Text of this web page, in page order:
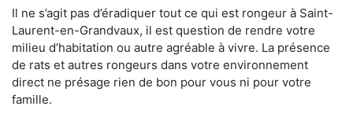
Il ne s’agit pas d’éradiquer tout ce qui est rongeur à Saint-
Laurent-en-Grandvaux, il est question de rendre votre
milieu d’habitation ou autre agréable à vivre. La présence
de rats et autres rongeurs dans votre environnement
direct ne présage rien de bon pour vous ni pour votre
famille.